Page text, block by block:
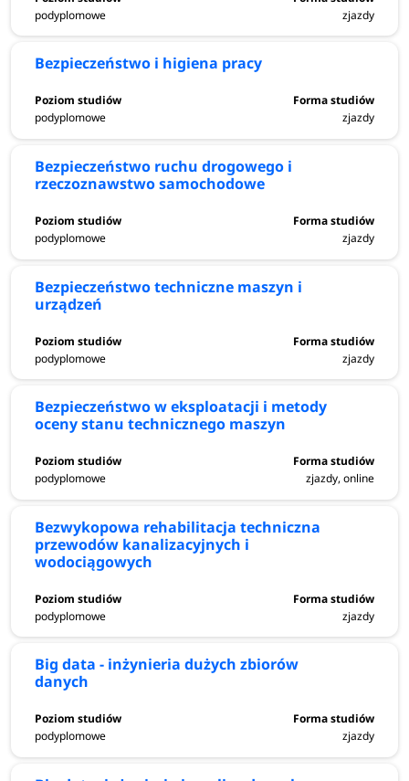
podyplomowe zjazdy
Bezpieczeństwo i higiena pracy
podyplomowe zjazdy
Bezpieczeństwo ruchu drogowego i
rzeczoznawstwo samochodowe
podyplomowe zjazdy
Bezpieczeństwo techniczne maszyn i
urządzeń
podyplomowe zjazdy
Bezpieczeństwo w eksploatacji i metody
oceny stanu technicznego maszyn
podyplomowe zjazdy, online
Bezwykopowa rehabilitacja techniczna
przewodów kanalizacyjnych i
wodociągowych
podyplomowe zjazdy
Big data - inżynieria dużych zbiorów
danych
podyplomowe zjazdy